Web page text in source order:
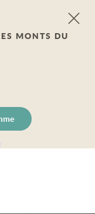
MONTS DU